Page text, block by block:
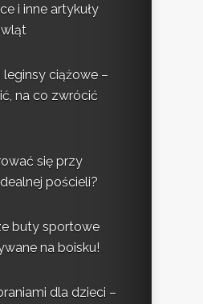
i inne artykuły
leginsy ciążowe –
na co zwrócić
się przy
pościeli?
buty sportowe
na boisku!
dla dzieci –